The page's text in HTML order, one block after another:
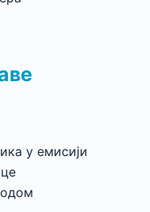
у емисији